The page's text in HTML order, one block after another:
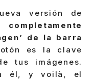
versión de
completamente
de la barra
es la clave
tus imágenes.
él, y voilà, el